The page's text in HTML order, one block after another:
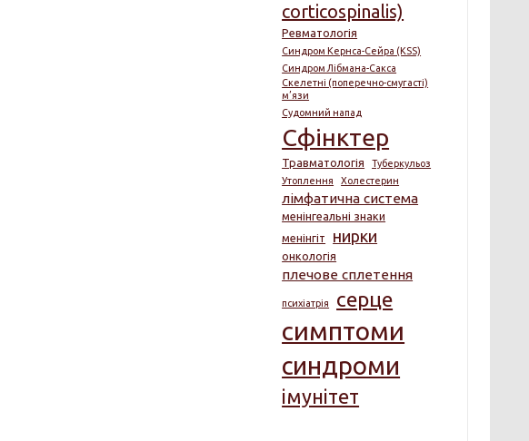
corticospinalis)
Ревматологія
Синдром Кернса-Сейра (KSS)
Синдром Лібмана-Сакса
Скелетні (поперечно-смугасті)
м’язи
Судомний напад
Сфінктер
Травматологія
Туберкульоз
Утоплення
Холестерин
лімфатична система
менінгеальні знаки
менінгіт
нирки
онкологія
плечове сплетення
психіатрія серце
симптоми
синдроми
імунітет